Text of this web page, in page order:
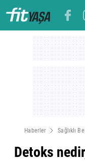
Haberler Sağlıklı
Detoks